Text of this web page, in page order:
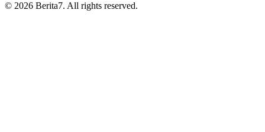
© 2026 Berita7. All rights reserved.